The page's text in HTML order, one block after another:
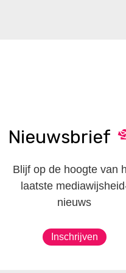
Nieuwsbrief
Blijf op de hoogte van
laatste
nieuws
Inschrijven